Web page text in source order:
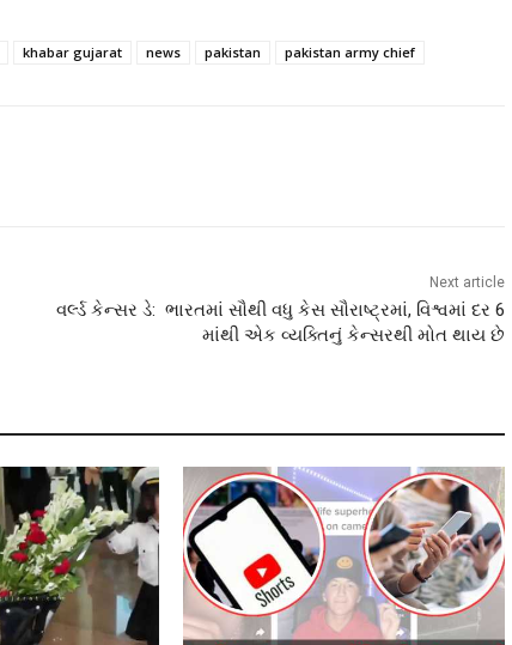
khabar gujarat news pakistan pakistan army chief
Next article
વર્લ્ડ કેન્સર ડે: ભારતમાં સૌથી વધુ કેસ સૌરાષ્ટ્રમાં, વિશ્વમાં દર 6
માંથી એક વ્યક્તિનું કેન્સરથી મોત થાય છે